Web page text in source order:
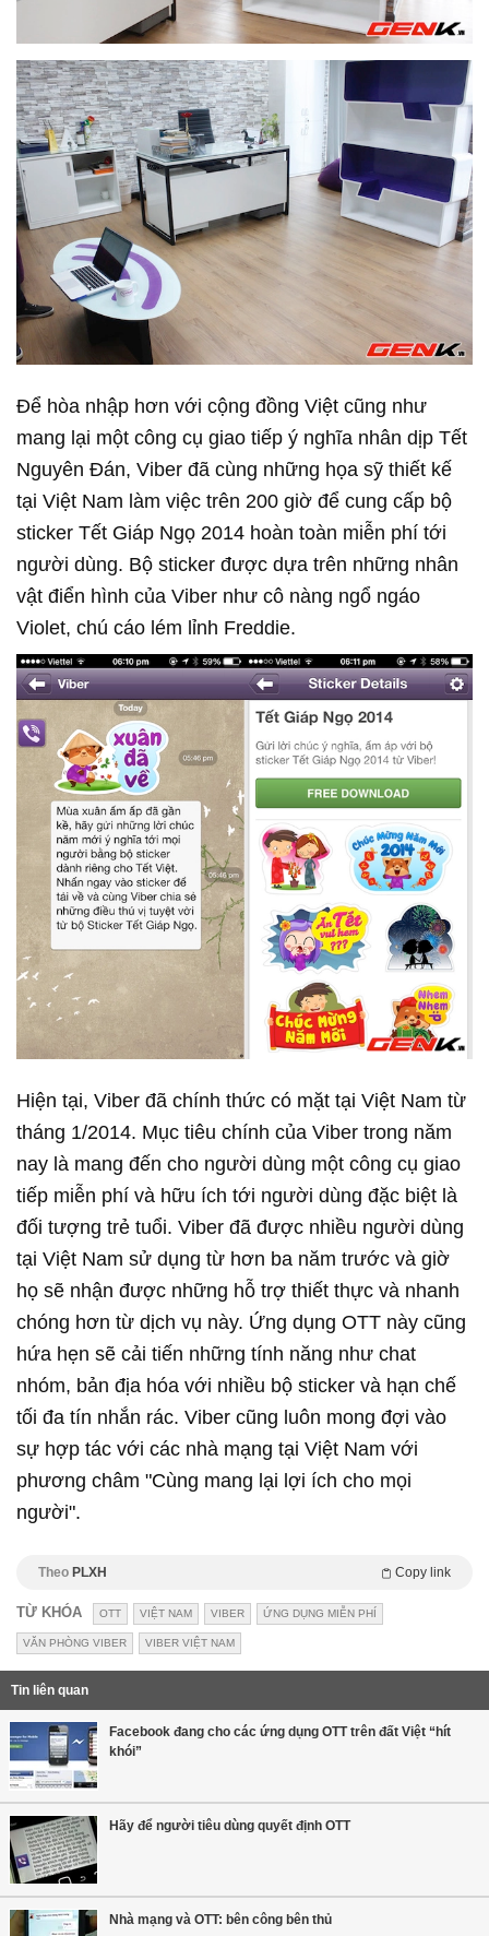
Để hòa nhập hơn với cộng đồng Việt cũng như
mang lại một công cụ giao tiếp ý nghĩa nhân dịp Tết
Nguyên Đán, Viber đã cùng những họa sỹ thiết kế
tại Việt Nam làm việc trên 200 giờ để cung cấp bộ
sticker Tết Giáp Ngọ 2014 hoàn toàn miễn phí tới
người dùng. Bộ sticker được dựa trên những nhân
vật điển hình của Viber như cô nàng ngổ ngáo
Violet, chú cáo lém lỉnh Freddie.
Hiện tại, Viber đã chính thức có mặt tại Việt Nam từ
tháng 1/2014. Mục tiêu chính của Viber trong năm
nay là mang đến cho người dùng một công cụ giao
tiếp miễn phí và hữu ích tới người dùng đặc biệt là
đối tượng trẻ tuổi. Viber đã được nhiều người dùng
tại Việt Nam sử dụng từ hơn ba năm trước và giờ
họ sẽ nhận được những hỗ trợ thiết thực và nhanh
chóng hơn từ dịch vụ này. Ứng dụng OTT này cũng
hứa hẹn sẽ cải tiến những tính năng như chat
nhóm, bản địa hóa với nhiều bộ sticker và hạn chế
tối đa tín nhắn rác. Viber cũng luôn mong đợi vào
sự hợp tác với các nhà mạng tại Việt Nam với
phương châm "Cùng mang lại lợi ích cho mọi
người".
Theo PLXH Copy link
TỪ KHÓA OTT VIỆT NAM VIBER ỨNG DỤNG MIỄN PHÍ
VĂN PHÒNG VIBER VIBER VIỆT NAM
Tin liên quan
Facebook đang cho các ứng dụng OTT trên đất Việt “hít
khói”
Hãy để người tiêu dùng quyết định OTT
Nhà mạng và OTT: bên công bên thủ